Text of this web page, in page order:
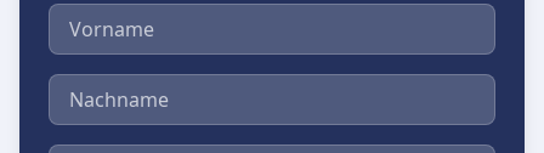
Vorname
Nachname